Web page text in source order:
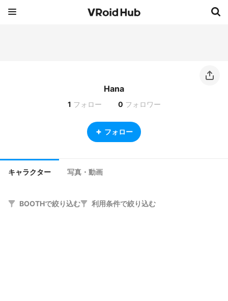
Hana
1 フォロー 0 フォロワー
フォロー
キャラクター 写真・動画
BOOTHで絞り込む 利用条件で絞り込む